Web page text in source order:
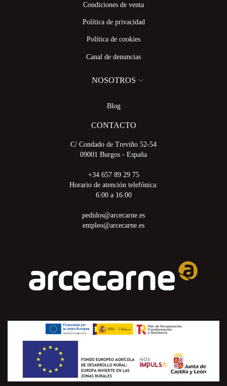
Condiciones de venta
Política de privacidad
Política de cookies
Canal de denuncias
NOSOTROS
Blog
CONTACTO
C/ Condado de Treviño 52-54
09001 Burgos - España
+34 657 89 29 75
Horario de atención telefónica:
6:00 a 16:00
pedidos@arcecarne.es
empleo@arcecarne.es